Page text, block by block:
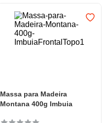
Massa para Madeira
Montana 400g Imbuia